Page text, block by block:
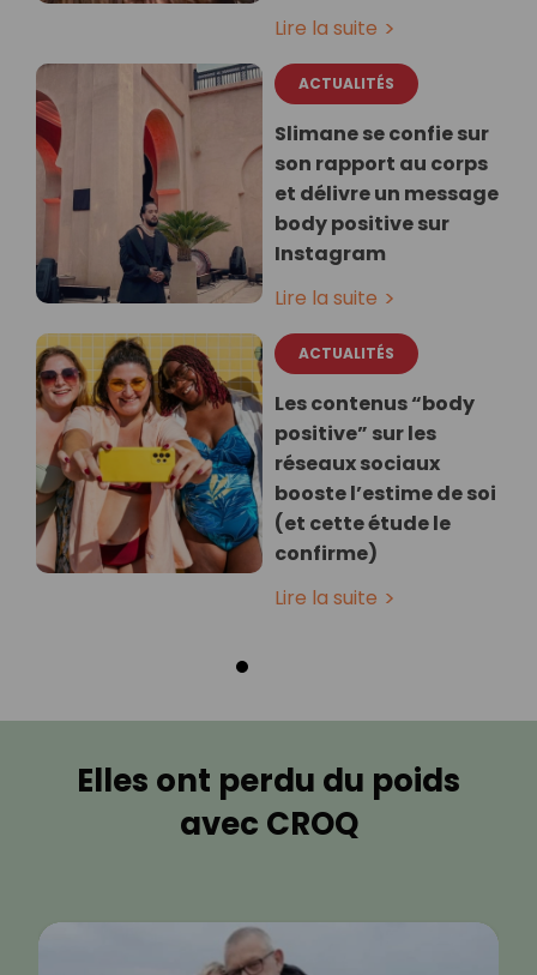
Lire la suite
ACTUALITÉS
Slimane se confie sur
son rapport au corps
et délivre un message
body positive sur
Instagram
Lire la suite
ACTUALITÉS
Les contenus “body
positive” sur les
réseaux sociaux
booste l’estime de soi
(et cette étude le
confirme)
Lire la suite
Elles ont perdu du poids
avec CROQ